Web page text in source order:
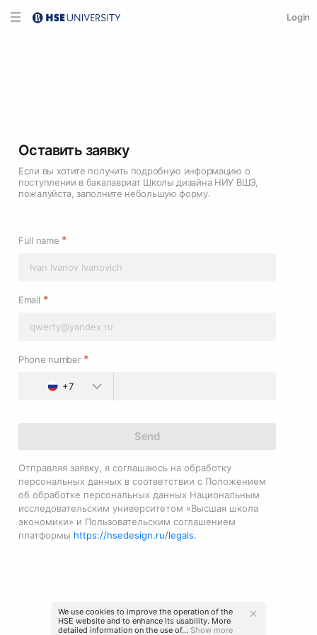
Login
Оставить заявку
Если вы хотите получить подробную информацию о
поступлении в бакалавриат Школы дизайна НИУ ВШЭ,
пожалуйста, заполните небольшую форму.
Full name *
Email *
Phone number *
+7
Send
Отправляя заявку, я соглашаюсь на обработку
персональных данных в соответствии с Положением
об обработке персональных данных Национальным
исследовательским университетом «Высшая школа
экономики» и Пользовательским соглашением
платформы https://hsedesign.ru/legals.
We use cookies to improve the operation of the
HSE website and to enhance its usability. More
detailed information on the use of... Show more